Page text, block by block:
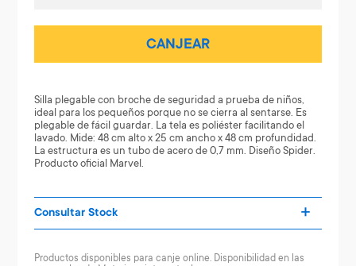
CANJEAR
Silla plegable con broche de seguridad a prueba de niños,
ideal para los pequeños porque no se cierra al sentarse. Es
plegable de fácil guardar. La tela es poliéster facilitando el
lavado. Mide: 48 cm alto x 25 cm ancho x 48 cm profundidad.
La estructura es un tubo de acero de 0,7 mm. Diseño Spider.
Producto oficial Marvel.
Consultar Stock
Productos disponibles para canje online. Disponibilidad en las